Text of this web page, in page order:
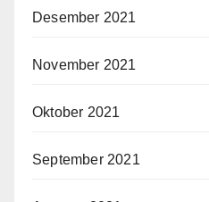
Desember 2021
November 2021
Oktober 2021
September 2021